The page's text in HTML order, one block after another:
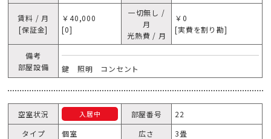
賃料 / 月
[保証金]
￥40,000
[0]
一切無し /
月
光熱費 / 月
￥0
[実費を割り勘]
備考
部屋設備
鍵 照明 コンセント
空室状況 入居中 部屋番号
22
タイプ
個室 広さ
3畳